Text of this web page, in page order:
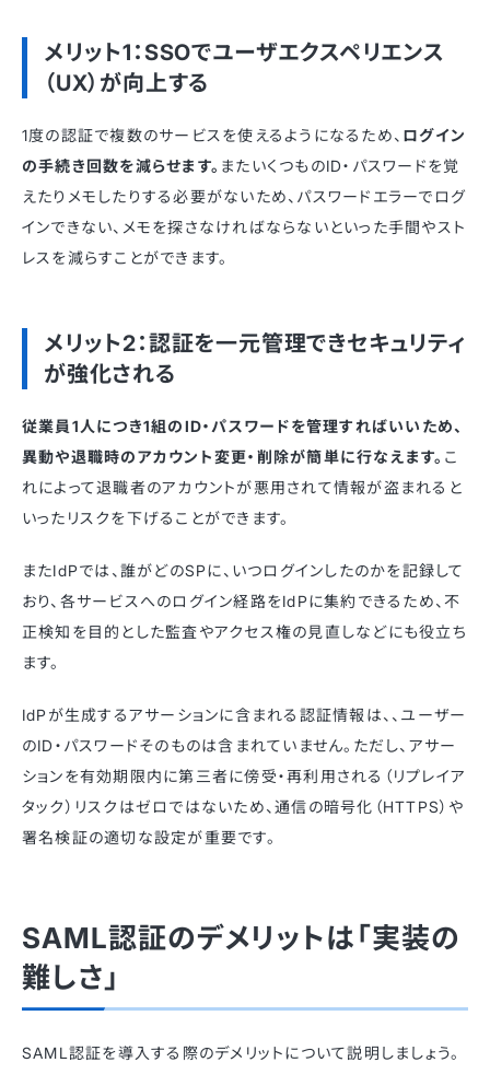
メリット1：SSOでユーザエクスペリエンス
（UX）が向上する
1度の認証で複数のサービスを使えるようになるため、 ログイン
の手続き回数を減らせます。 またいくつものID・パスワードを覚
えたりメモしたりする必要がないため、パスワードエラーでログ
インできない、メモを探さなければならないといった手間やスト
レスを減らすことができます。
メリット2：認証を一元管理できセキュリティ
が強化される
従業員1人につき1組のID・パスワードを管理すればいいため、
異動や退職時のアカウント変更・削除が簡単に行なえます。 こ
れによって退職者のアカウントが悪用されて情報が盗まれると
いったリスクを下げることができます。
またIdPでは、誰がどのSPに、いつログインしたのかを記録して
おり、各サービスへのログイン経路をIdPに集約できるため、不
正検知を目的とした監査やアクセス権の見直しなどにも役立ち
ます。
IdPが生成するアサーションに含まれる認証情報は、、ユーザー
のID・パスワードそのものは含まれていません。ただし、アサー
ションを有効期限内に第三者に傍受・再利用される（リプレイア
タック）リスクはゼロではないため、通信の暗号化（HTTPS）や
署名検証の適切な設定が重要です。
SAML認証のデメリットは「実装の
難しさ」
SAML認証を導入する際のデメリットについて説明しましょう。